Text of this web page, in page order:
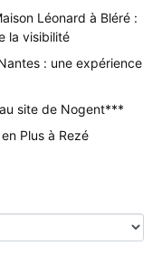
Léonard à Bléré :
la visibilité
: une expérience
site de Nogent***
Plus à Rezé